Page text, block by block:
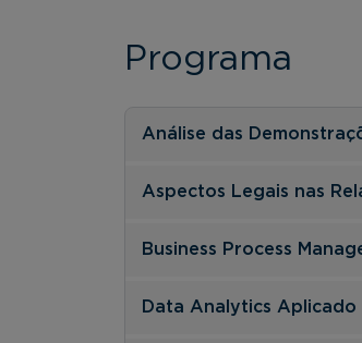
Programa
Análise das
Aspectos Legais nas
Business Process
Data Analytics Aplicado